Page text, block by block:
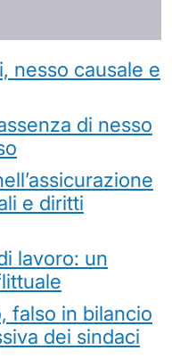
nesso causale e
di nesso
e diritti
lavoro: un
falso in bilancio
dei sindaci